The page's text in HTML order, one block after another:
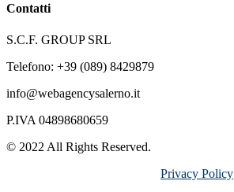
Contatti
S.C.F. GROUP SRL
Telefono: +39 (089) 8429879
info@webagencysalerno.it
P.IVA 04898680659
© 2022 All Rights Reserved.
Privacy Policy